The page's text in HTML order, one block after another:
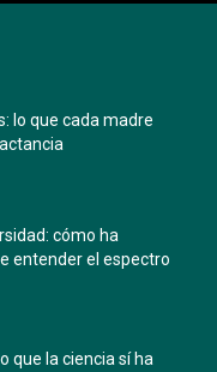
lo que cada madre
cómo ha
entender el espectro
que la ciencia sí ha